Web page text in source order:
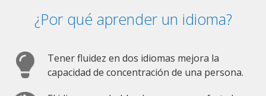
¿Por qué aprender un idioma?
Tener fluidez en dos idiomas mejora la
capacidad de concentración de una persona.